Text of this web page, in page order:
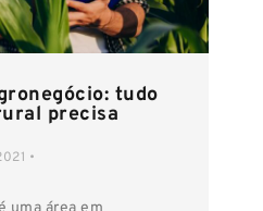
tudo
precisa
•